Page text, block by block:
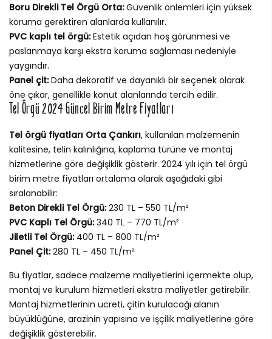
Boru Direkli Tel Örgü Orta:Güvenlik önlemleri için yüksek
koruma gerektiren alanlarda kullanılır.
PVC kaplı tel örgü:Estetik açıdan hoş görünmesi ve
paslanmaya karşı ekstra koruma sağlaması nedeniyle
yaygındır.
Panel çit:Daha dekoratif ve dayanıklı bir seçenek olarak
öne çıkar, genellikle konut alanlarında tercih edilir.
Tel Örgü 2024 Güncel Birim Metre Fiyatları
Tel örgü fiyatları Orta Çankırı, kullanılan malzemenin
kalitesine, telin kalınlığına, kaplama türüne ve montaj
hizmetlerine göre değişiklik gösterir. 2024 yılı için tel örgü
birim metre fiyatları ortalama olarak aşağıdaki gibi
sıralanabilir:
Beton Direkli Tel Örgü:230 TL – 550 TL/m²
PVC Kaplı Tel Örgü:340 TL – 770 TL/m²
Jiletli Tel Örgü:400 TL – 800 TL/m²
Panel Çit:280 TL – 450 TL/m²
Bu fiyatlar, sadece malzeme maliyetlerini içermekte olup,
montaj ve kurulum hizmetleri ekstra maliyetler getirebilir.
Montaj hizmetlerinin ücreti, çitin kurulacağı alanın
büyüklüğüne, arazinin yapısına ve işçilik maliyetlerine göre
değişiklik gösterebilir.